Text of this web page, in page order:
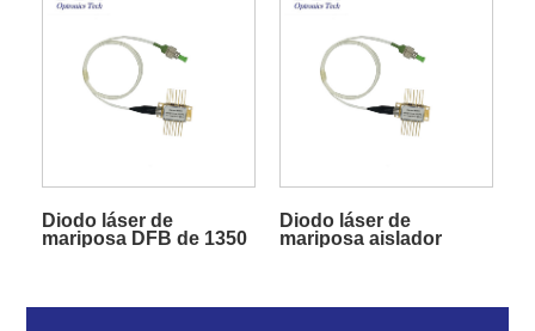
Diodo láser de
mariposa DFB de 1350
Diodo láser de
mariposa aislador